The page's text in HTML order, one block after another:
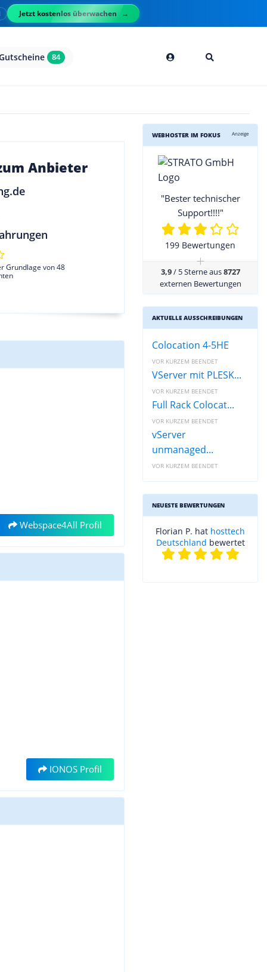
Jetzt kostenlos überwachen
84
Anbieter
Grundlage von 48
Webspace4All Profil
IONOS Profil
WEBHOSTER IM FOKUS Anzeige
"Bester technischer
Support!!!!"
199 Bewertungen
+
3,9/ 5 Sterne aus8727
externen Bewertungen
AKTUELLE AUSSCHREIBUNGEN
Colocation 4-5HE
VOR KURZEM BEENDET
VServer mit PLESK...
VOR KURZEM BEENDET
Full Rack Colocat...
VOR KURZEM BEENDET
vServer
unmanaged...
VOR KURZEM BEENDET
NEUESTE BEWERTUNGEN
Florian P. hat hosttech
Deutschland bewertet